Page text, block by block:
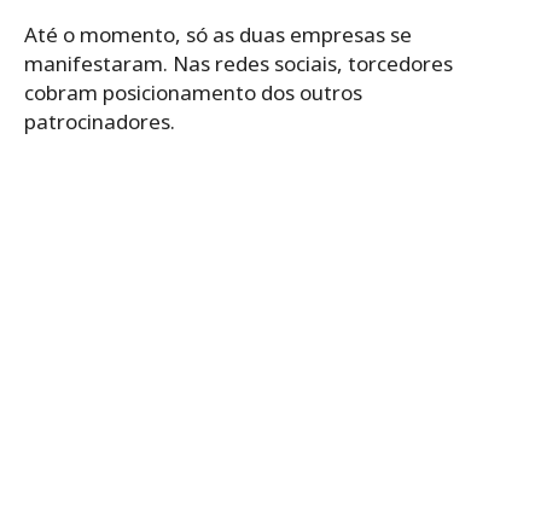
Até o momento, só as duas empresas se
manifestaram. Nas redes sociais, torcedores
cobram posicionamento dos outros
patrocinadores.